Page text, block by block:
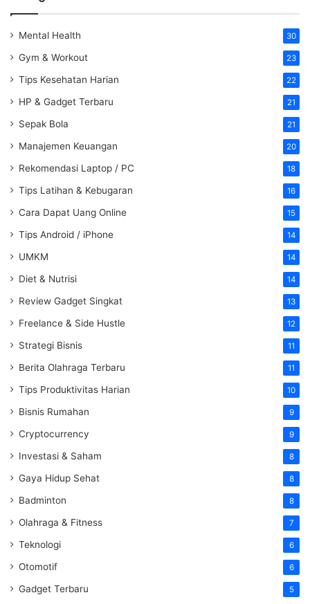
Mental Health 30
Gym & Workout 23
Tips Kesehatan Harian 22
HP & Gadget Terbaru 21
Sepak Bola 21
Manajemen Keuangan 20
Rekomendasi Laptop / PC 18
Tips Latihan & Kebugaran 16
Cara Dapat Uang Online 15
Tips Android / iPhone 14
UMKM 14
Diet & Nutrisi 14
Review Gadget Singkat 13
Freelance & Side Hustle 12
Strategi Bisnis 11
Berita Olahraga Terbaru 11
Tips Produktivitas Harian 10
Bisnis Rumahan 9
Cryptocurrency 9
Investasi & Saham 8
Gaya Hidup Sehat 8
Badminton 8
Olahraga & Fitness 7
Teknologi 6
Otomotif 6
Gadget Terbaru 5